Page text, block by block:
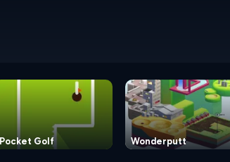
Pocket Golf Wonderputt